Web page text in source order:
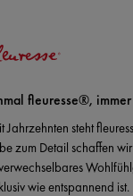
fleuresse®,
Jahrzehnten steht
zum Detail schaffen
wie entspannend ist.